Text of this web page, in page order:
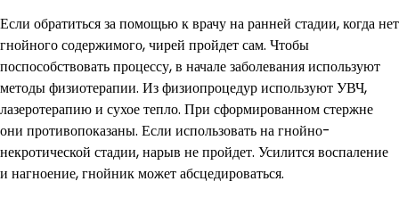
Если обратиться за помощью к врачу на ранней стадии, когда нет
гнойного содержимого, чирей пройдет сам. Чтобы
поспособствовать процессу, в начале заболевания используют
методы физиотерапии. Из физиопроцедур используют УВЧ,
лазеротерапию и сухое тепло. При сформированном стержне
они противопоказаны. Если использовать на гнойно-
некротической стадии, нарыв не пройдет. Усилится воспаление
и нагноение, гнойник может абсцедироваться.